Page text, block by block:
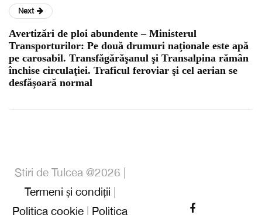
Next
Avertizări de ploi abundente – Ministerul
Transporturilor: Pe două drumuri naţionale este apă
pe carosabil. Transfăgărăşanul şi Transalpina rămân
închise circulaţiei. Traficul feroviar şi cel aerian se
desfăşoară normal
Stiri de Tulcea @2026 |
Termeni și condiții
Politica cookie
Politica